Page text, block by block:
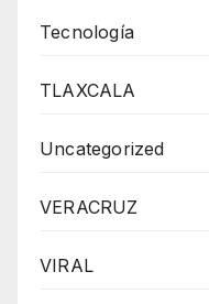
Tecnología
TLAXCALA
Uncategorized
VERACRUZ
VIRAL